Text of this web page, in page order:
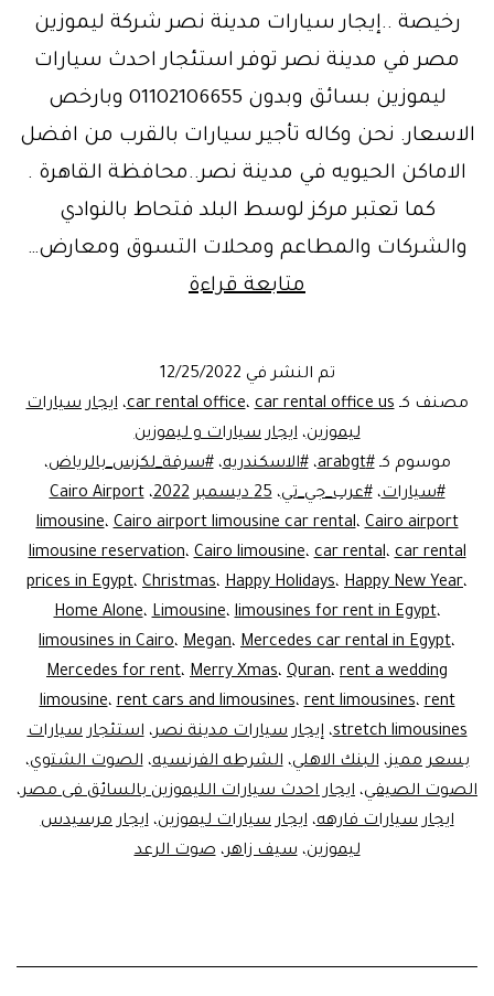
رخيصة ..إيجار سيارات مدينة نصر شركة ليموزين
مصر في مدينة نصر توفر استئجار احدث سيارات
ليموزين بسائق وبدون 01102106655 وبارخص
الاسعار. نحن وكاله تأجير سيارات بالقرب من افضل
الاماكن الحيويه في مدينة نصر..محافظة القاهرة .
كما تعتبر مركز لوسط البلد فتحاط بالنوادي
والشركات والمطاعم ومحلات التسوق ومعارض…
متابعة قراءة
مدينةنصر
..cars
rent
Nasr
city
تم النشر في 12/25/2022
مصنف كـ
car rental office،car rental office us ،ايجار سيارات
ليموزين،ايجار سيارات و ليموزين
موسوم كـ#arabgt ،#الاسكندريه،#سرقة_لكزس_بالرياض،
#سيارات،#عرب_جي_تي،25 ديسمبر 2022 ،Cairo Airport
limousine،Cairo airport limousine car rental،Cairo airport
limousine reservation،Cairo limousine،car rental،car rental
prices in Egypt، Christmas، Happy Holidays، Happy New Year،
Home Alone،Limousine،limousines for rent in Egypt،
limousines in Cairo، Megan، Mercedes car rental in Egypt،
Mercedes for rent، Merry Xmas، Quran، rent a wedding
limousine،rent cars and limousines،rent limousines،rent
stretch limousines،إيجار سيارات مدينة نصر،استئجار سيارات
بسعر مميز،البنك الاهلي،الشرطه الفرنسيه،الصوت الشتوي،
الصوت الصيفي، ايجار احدث سيارات الليموزين بالسائق فى مصر،
ايجار سيارات فارهه،ايجار سيارات ليموزين،ايجار مرسيدس
ليموزين،سيف زاهر،صوت الرعد